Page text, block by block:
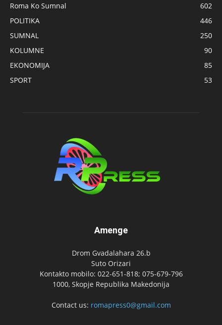
Roma Ko Sumnal
602
POLITIKA
446
SUMNAL
250
KOLUMNE
90
EKONOMIJA
85
SPORT
53
Amenge
Drom Gvadalahara 26.b
Suto Orizari
Kontakto mobilo: 022-651-818; 075-679-796
1000, Skopje Republika Makedonija
Contact us: romapress0@gmail.com